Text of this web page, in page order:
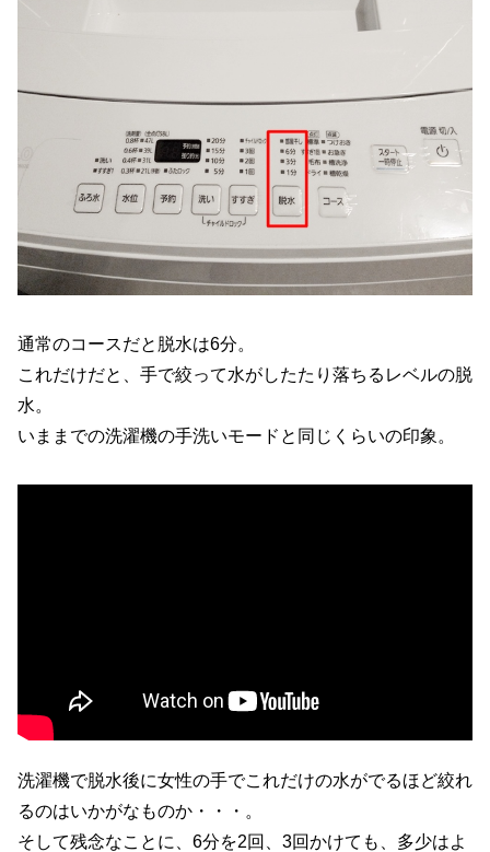
通常のコースだと脱水は6分。
これだけだと、手で絞って水がしたたり落ちるレベルの脱
水。
いままでの洗濯機の手洗いモードと同じくらいの印象。
洗濯機で脱水後に女性の手でこれだけの水がでるほど絞れ
るのはいかがなものか・・・。
そして残念なことに、6分を2回、3回かけても、多少はよ